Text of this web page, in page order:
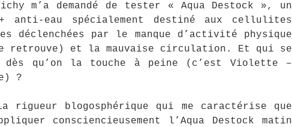
m’a demandé de tester « Aqua Destock », un
anti-eau spécialement destiné aux cellulites
déclenchées par le manque d’activité physique
retrouve) et la mauvaise circulation. Et qui se
qu’on la touche à peine (c’est Violette –
?
rigueur blogosphérique qui me caractérise que
consciencieusement l’Aqua Destock matin